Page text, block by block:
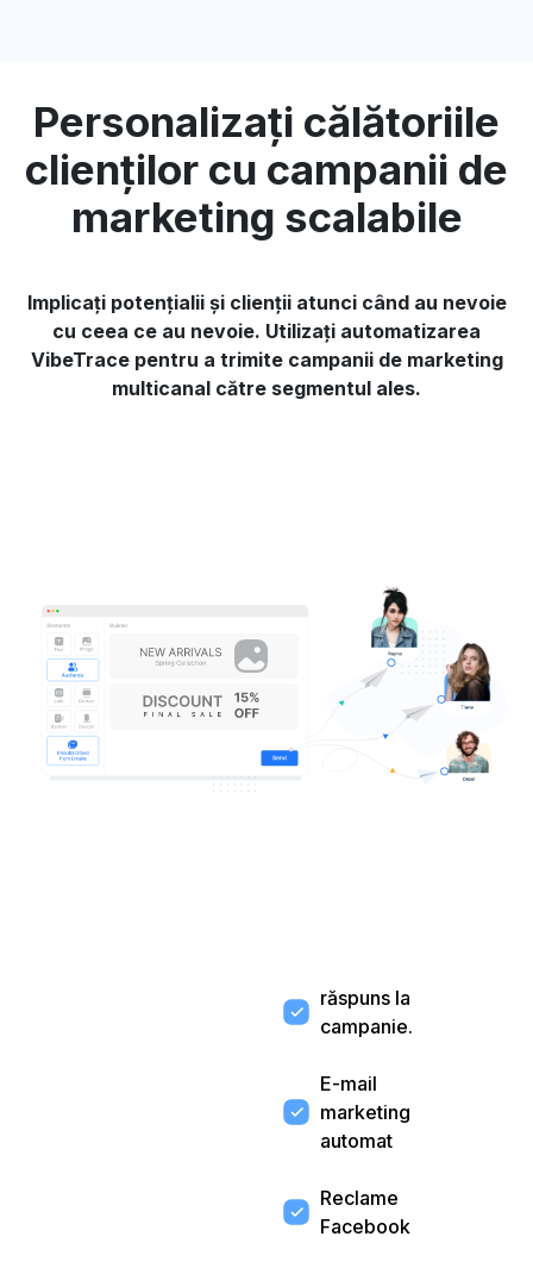
Personalizați călătoriile
clienților cu campanii de
marketing scalabile
Implicați potențialii și clienții atunci când au nevoie
cu ceea ce au nevoie. Utilizați automatizarea
VibeTrace pentru a trimite campanii de marketing
multicanal către segmentul ales.
răspuns la
campanie.
E-mail
marketing
automat
Reclame
Facebook